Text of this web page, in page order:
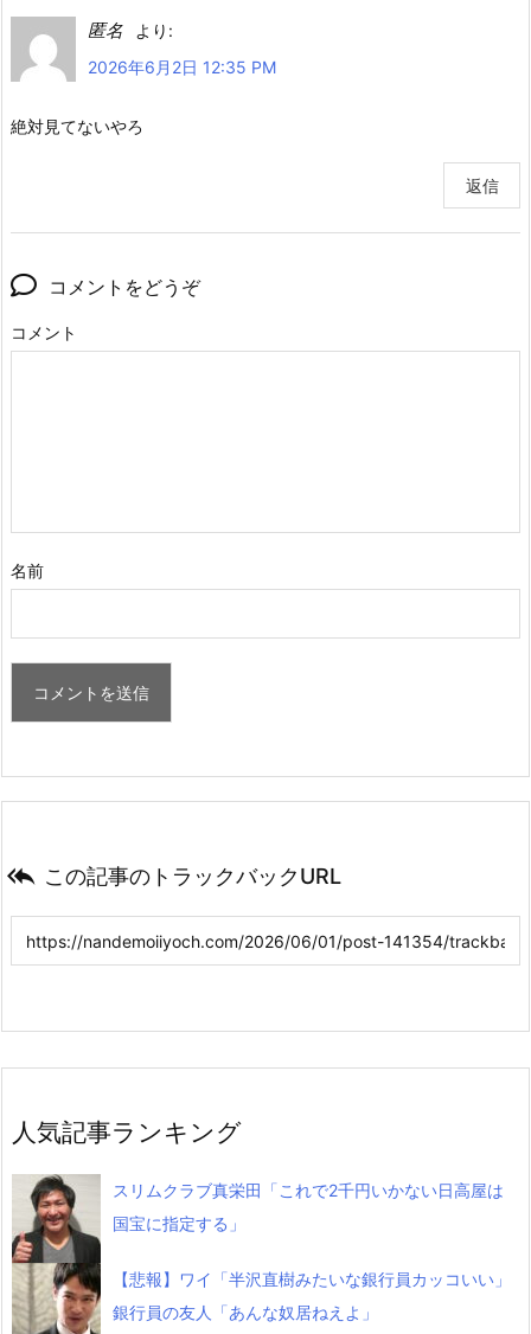
匿名
より:
2026年6月2日 12:35 PM
絶対見てないやろ
返信
コメントをどうぞ
コメント
名前
 この記事のトラックバックURL
人気記事ランキング
スリムクラブ真栄田「これで2千円いかない日高屋は
国宝に指定する」
【悲報】ワイ「半沢直樹みたいな銀行員カッコいい」
銀行員の友人「あんな奴居ねえよ」